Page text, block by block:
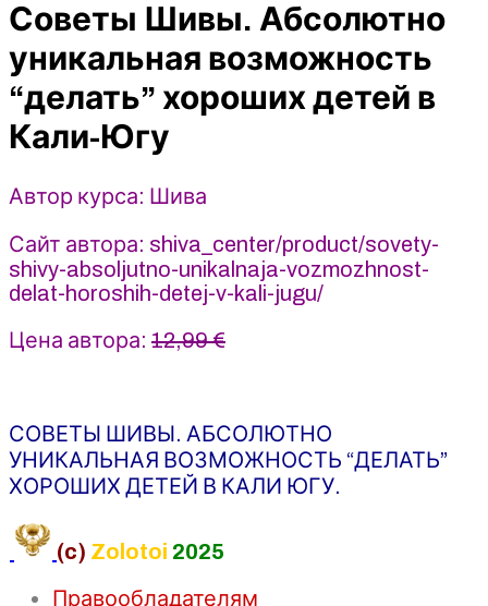
возможность
хороших
детей
в
Кали-
2021
Шива
Советы Шивы. Абсолютно
уникальная возможность
“делать” хороших детей в
Кали-Югу
Автор курса: Шива
Сайт автора: shiva_center/product/sovety-
shivy-absoljutno-unikalnaja-vozmozhnost-
delat-horoshih-detej-v-kali-jugu/
Цена автора: 12,99 €
СОВЕТЫ ШИВЫ. АБСОЛЮТНО
УНИКАЛЬНАЯ ВОЗМОЖНОСТЬ “ДЕЛАТЬ”
ХОРОШИХ ДЕТЕЙ В КАЛИ ЮГУ.
(c) Zolotoi 2025
Правообладателям